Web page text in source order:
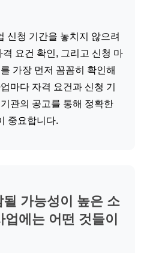
신청 기간을 놓치지 않으려
격 요건 확인, 그리고 신청 마
가장 먼저 꼼꼼히 확인해
마다 자격 요건과 신청 기
관의 공고를 통해 정확한
중요합니다.
가능성이 높은 소
에는 어떤 것들이